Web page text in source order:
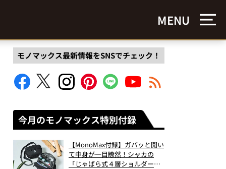
MENU
モノマックス最新情報をSNSでチェック！
今月のモノマックス特別付録
【MonoMax付録】ガバッと開い
て中身が一目瞭然！シャカの
「じゃばら式４層ショルダーバ